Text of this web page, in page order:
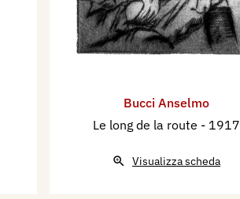
Bucci Anselmo
Le long de la route - 1917
Visualizza scheda